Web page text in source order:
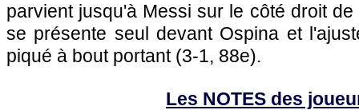
parvient jusqu'à Messi sur le côté droit
se présente seul devant Ospina et
piqué à bout portant (3-1, 88e).
Les NOTES des